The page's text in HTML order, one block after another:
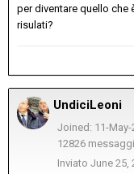
per diventare quello che
risulati?
UndiciLeoni
Joined: 11-May-
12826 messaggi
Inviato June 25,